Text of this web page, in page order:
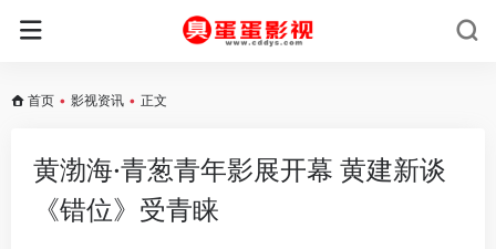
首页 • 影视资讯 • 正文
黄渤海·青葱青年影展开幕 黄建新谈
《错位》受青睐